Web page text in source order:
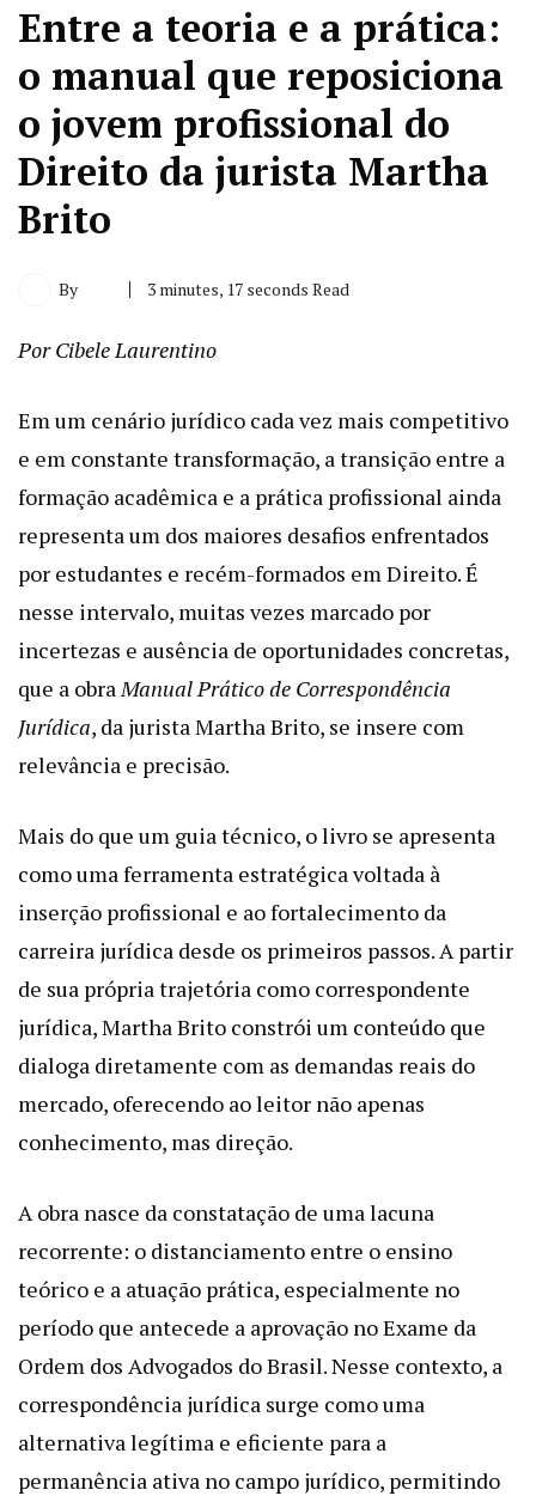
Entre a teoria e a prática:
o manual que reposiciona
o jovem profissional do
Direito da jurista Martha
Brito
By 3 minutes, 17 seconds Read
Por Cibele Laurentino
Em um cenário jurídico cada vez mais competitivo
e em constante transformação, a transição entre a
formação acadêmica e a prática profissional ainda
representa um dos maiores desafios enfrentados
por estudantes e recém-formados em Direito. É
nesse intervalo, muitas vezes marcado por
incertezas e ausência de oportunidades concretas,
que a obra Manual Prático de Correspondência
Jurídica, da jurista Martha Brito, se insere com
relevância e precisão.
Mais do que um guia técnico, o livro se apresenta
como uma ferramenta estratégica voltada à
inserção profissional e ao fortalecimento da
carreira jurídica desde os primeiros passos. A partir
de sua própria trajetória como correspondente
jurídica, Martha Brito constrói um conteúdo que
dialoga diretamente com as demandas reais do
mercado, oferecendo ao leitor não apenas
conhecimento, mas direção.
A obra nasce da constatação de uma lacuna
recorrente: o distanciamento entre o ensino
teórico e a atuação prática, especialmente no
período que antecede a aprovação no Exame da
Ordem dos Advogados do Brasil. Nesse contexto, a
correspondência jurídica surge como uma
alternativa legítima e eficiente para a
permanência ativa no campo jurídico, permitindo